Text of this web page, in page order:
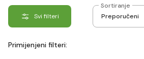
Svi filteri
Sortiranje
Primijenjeni filteri: